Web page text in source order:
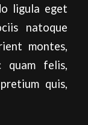
ligula eget
natoque
montes,
quam felis,
quis,